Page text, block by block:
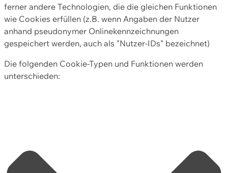
ferner andere Technologien, die die gleichen Funktionen
wie Cookies erfüllen (z.B. wenn Angaben der Nutzer
anhand pseudonymer Onlinekennzeichnungen
gespeichert werden, auch als "Nutzer-IDs" bezeichnet)
Die folgenden Cookie-Typen und Funktionen werden
unterschieden: